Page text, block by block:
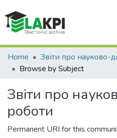
Communities & Collections
All of DSpace
Home
Browse by Subject
Звіти про
роботи
Permanent URI for this